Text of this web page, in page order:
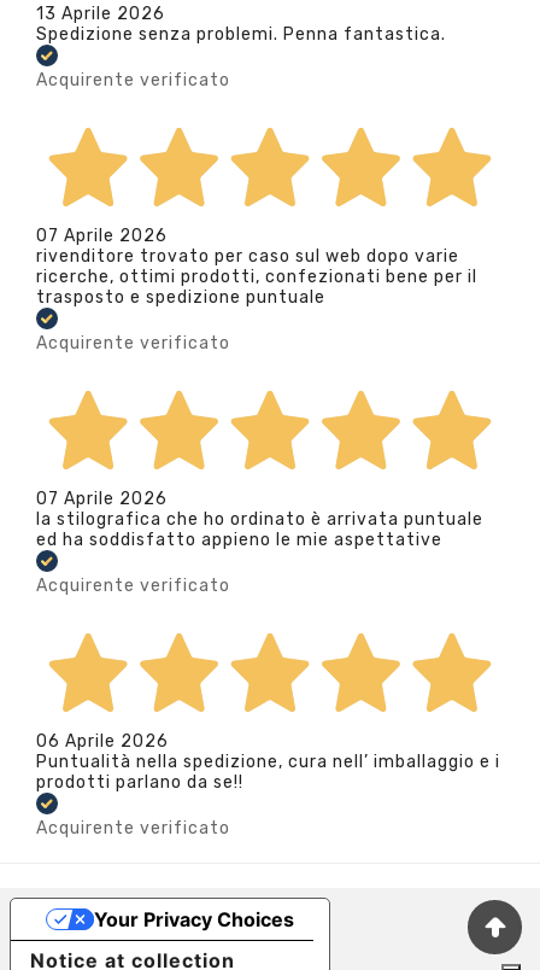
13 Aprile 2026
Spedizione senza problemi. Penna fantastica.
Acquirente verificato
07 Aprile 2026
rivenditore trovato per caso sul web dopo varie
ricerche, ottimi prodotti, confezionati bene per il
trasposto e spedizione puntuale
Acquirente verificato
07 Aprile 2026
la stilografica che ho ordinato è arrivata puntuale
ed ha soddisfatto appieno le mie aspettative
Acquirente verificato
06 Aprile 2026
Puntualità nella spedizione, cura nell’ imballaggio e i
prodotti parlano da se!!
Acquirente verificato
Notice at collection
Your Privacy Choices